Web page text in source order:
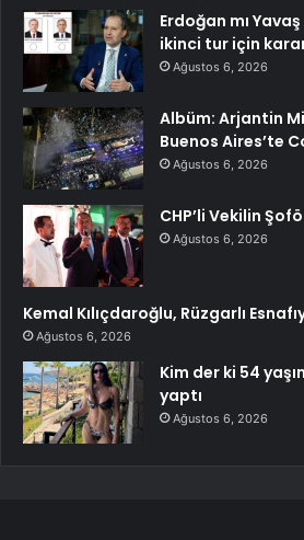
Erdoğan mı
ikinci tur için
Ağustos 6, 2026
Albüm: Arjantin
Buenos Aires’te
Ağustos 6, 2026
CHP’li Vekilin
Ağustos 6, 2026
Kemal Kılıçdaroğlu, Rüzgarlı
Ağustos 6, 2026
Kim der ki 54
yaptı
Ağustos 6, 2026